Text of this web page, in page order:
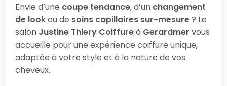
Envie d’une coupe tendance, d’un changement
de lookou de soins capillaires sur-mesure? Le
salon Justine Thiery Coiffureà Gerardmer vous
accueille pour une expérience coiffure unique,
adaptée à votre style et à la nature de vos
cheveux.